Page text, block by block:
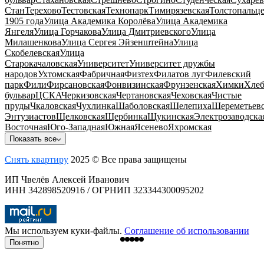
СтанТереховоТестовскаяТехнопаркТимирязевская
1905 годаУлица Академика КоролёваУлица Академика
ЯнгеляУлица ГорчаковаУлица ДмитриевскогоУлица
МилашенковаУлица Сергея ЭйзенштейнаУлица
СкобелевскаяУлица
СтарокачаловскаяУниверситетУниверситет дружбы
народовУхтомскаяФабричнаяФизтехФилатов лугФилевский
паркФилиФирсановскаяФонвизинскаяФрунзенскаяХимки
бульварЦСКАЧеркизовскаяЧертановскаяЧеховскаяЧистые
прудыЧкаловскаяЧухлинкаШаболовскаяШелепиха
ЭнтузиастовЩелковскаяЩербинкаЩукинская
ВосточнаяЮго-ЗападнаяЮжнаяЯсеневоЯхромская
Показать все
Снять квартиру 2025 © Все права защищены
ИП Чвелёв Алексей Иванович
ИНН 342898520916 / ОГРНИП 323344300095202
Мы используем куки-файлы. Соглашение об использовании
Понятно